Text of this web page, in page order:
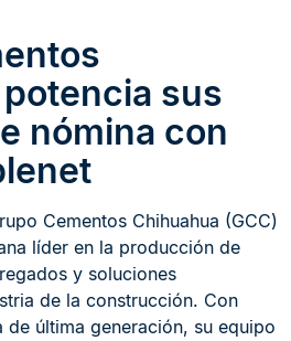
sus
nómina con
Cementos Chihuahua (GCC)
líder en la producción de
y soluciones
de la construcción. Con
última generación, su equipo